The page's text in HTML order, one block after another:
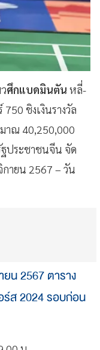
ศึกแบดมินตัน หลี่-
ชิงเงินรางวัล
าณ 40,250,000
ประชาชนจีน จัด
ายน 2567 – วัน
น 2567 ตาราง
ร์ส 2024 รอบก่อน